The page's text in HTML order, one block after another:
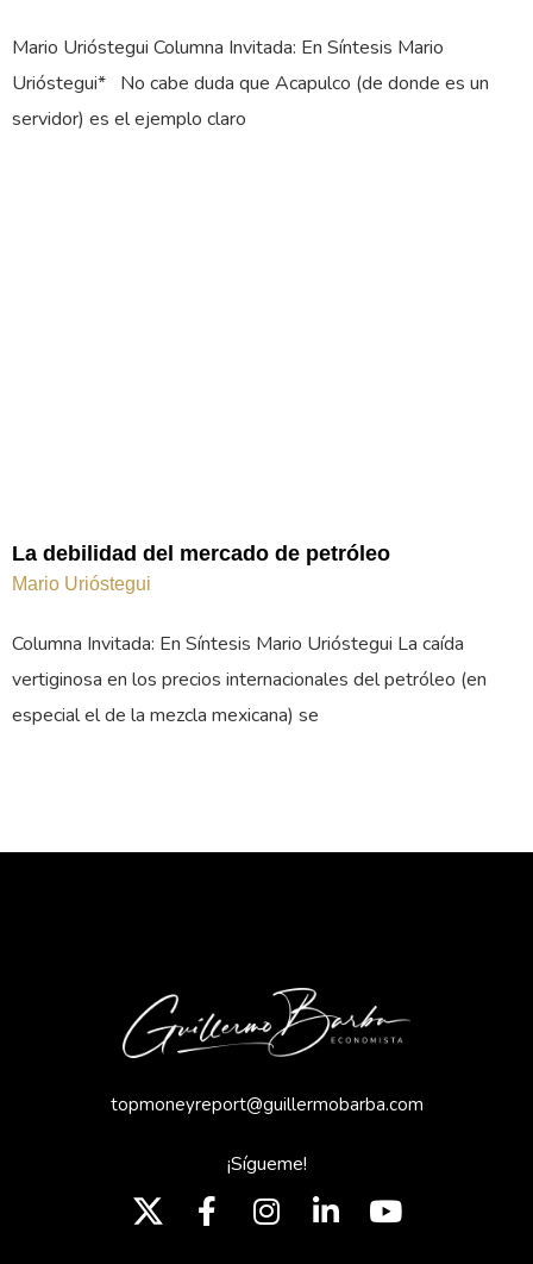
Mario Urióstegui Columna Invitada: En Síntesis Mario
Urióstegui* No cabe duda que Acapulco (de donde es un
servidor) es el ejemplo claro
La debilidad del mercado de petróleo
Mario Urióstegui
Columna Invitada: En Síntesis Mario Urióstegui La caída
vertiginosa en los precios internacionales del petróleo (en
especial el de la mezcla mexicana) se
topmoneyreport@guillermobarba.com
¡Sígueme!